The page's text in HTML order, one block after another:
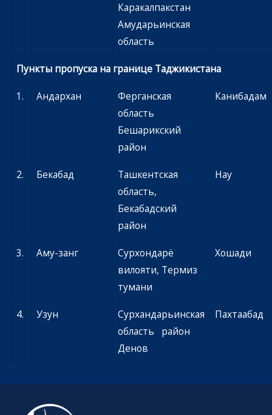
Каракалпакстан
Амударьинская
область
Пункты пропуска на границе Таджикистана
1. Андархан
Ферганская
область
Бешарикский
район
Канибадам
2. Бекабад
Ташкентская
область,
Бекабадский
район
Нау
3. Аму-занг
Сурхондарё
вилояти, Термиз
тумани
Хошади
4. Узун
Сурхандарьинская
область район
Денов
Пахтаабад